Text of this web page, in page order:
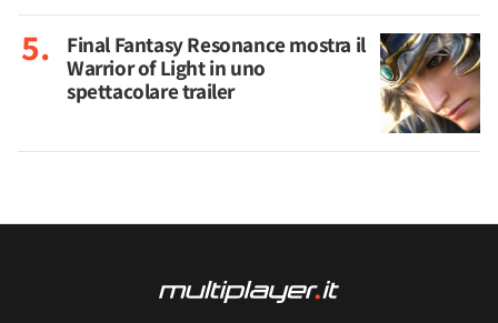
Final Fantasy Resonance mostra il
Warrior of Light in uno
spettacolare trailer